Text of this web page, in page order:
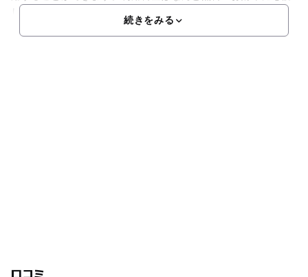
続きをみる
口コミ